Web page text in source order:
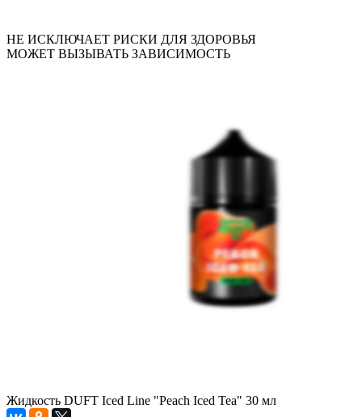
НЕ ИСКЛЮЧАЕТ РИСКИ ДЛЯ ЗДОРОВЬЯ
МОЖЕТ ВЫЗЫВАТЬ ЗАВИСИМОСТЬ
Жидкость DUFT Iced Line "Peach Iced Tea" 30 мл